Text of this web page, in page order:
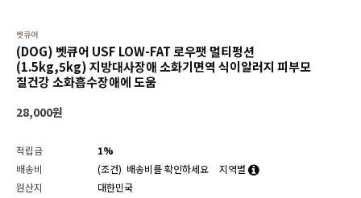
벳큐어
(DOG) 벳큐어 USF LOW-FAT 로우팻 멀티펑션
(1.5kg,5kg) 지방대사장애 소화기면역 식이알러지 피부모
질건강 소화흡수장애에 도움
28,000원
적립금
1%
배송비
(조건) 배송비를 확인하세요
지역별
원산지
대한민국